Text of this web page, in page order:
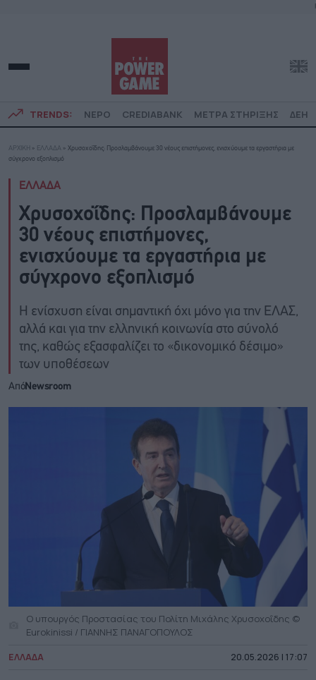
TRENDS: ΝΕΡΟ CREDIABANK ΜΕΤΡΑ ΣΤΗΡΙΞΗΣ ΔΕΗ
ΑΡΧΙΚΗ » ΕΛΛΑΔΑ » Χρυσοχοΐδης: Προσλαμβάνουμε 30 νέους επιστήμονες, ενισχύουμε τα εργαστήρια με
σύγχρονο εξοπλισμό
ΕΛΛΑΔΑ
Χρυσοχοΐδης: Προσλαμβάνουμε
30 νέους επιστήμονες,
ενισχύουμε τα εργαστήρια με
σύγχρονο εξοπλισμό
Η ενίσχυση είναι σημαντική όχι μόνο για την ΕΛΑΣ,
αλλά και για την ελληνική κοινωνία στο σύνολό
της, καθώς εξασφαλίζει το «δικονομικό δέσιμο»
των υποθέσεων
ΑπόNewsroom
Ο υπουργός Προστασίας του Πολίτη Μιχάλης Χρυσοχοΐδης ©
Eurokinissi / ΓΙΑΝΝΗΣ ΠΑΝΑΓΟΠΟΥΛΟΣ
ΕΛΛΑΔΑ 20.05.2026 | 17:07